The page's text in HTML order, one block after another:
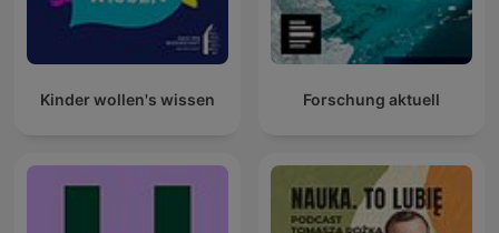
Kinder wollen's wissen Forschung aktuell